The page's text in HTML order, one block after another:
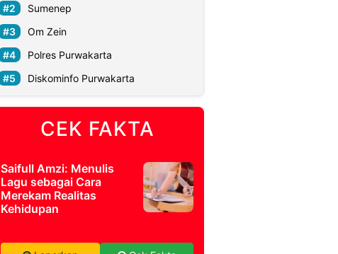
Sumenep
Om Zein
Polres Purwakarta
Diskominfo Purwakarta
CEK FAKTA
Saifull Amzi: Menulis
Lagu sebagai Cara
Merekam Realitas
Kehidupan